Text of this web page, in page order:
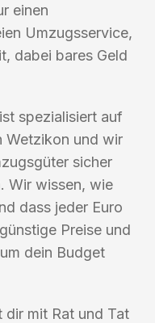
einen
Umzugsservice,
dabei bares Geld
spezialisiert auf
Wetzikon und wir
sicher
Wir wissen, wie
dass jeder Euro
Preise und
dein Budget
dir mit Rat und Tat